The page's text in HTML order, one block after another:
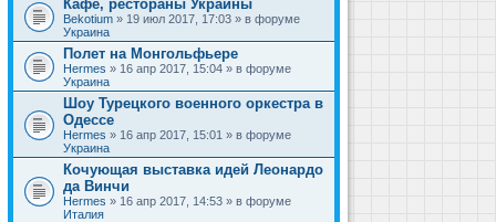
Кафе, рестораны Украины
Bekotium » 19 июл 2017, 17:03 » в форуме
Украина
Полет на Монгольфьере
Hermes » 16 апр 2017, 15:04 » в форуме
Украина
Шоу Турецкого военного оркестра в
Одессе
Hermes » 16 апр 2017, 15:01 » в форуме
Украина
Кочующая выставка идей Леонардо
да Винчи
Hermes » 16 апр 2017, 14:53 » в форуме
Италия